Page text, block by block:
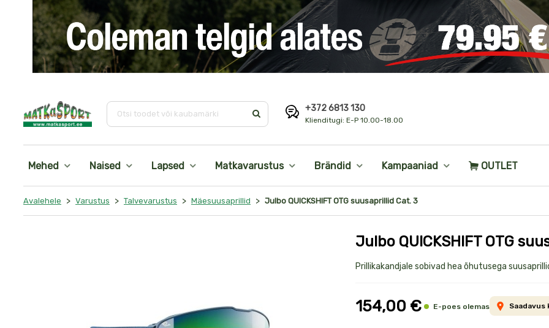
+372 6813 130
Klienditugi: E-P 10.00-18.00
Mehed Naised Lapsed Matkavarustus Brändid Kampaaniad OUTLET
Avalehele > Varustus > Talvevarustus > Mäesuusaprillid > Julbo QUICKSHIFT OTG suusaprillid Cat. 3
Julbo QUICKSHIFT OTG
Toote
Prillikakandjale sobivad hea õhutusega
154,00 € E-poes olemas